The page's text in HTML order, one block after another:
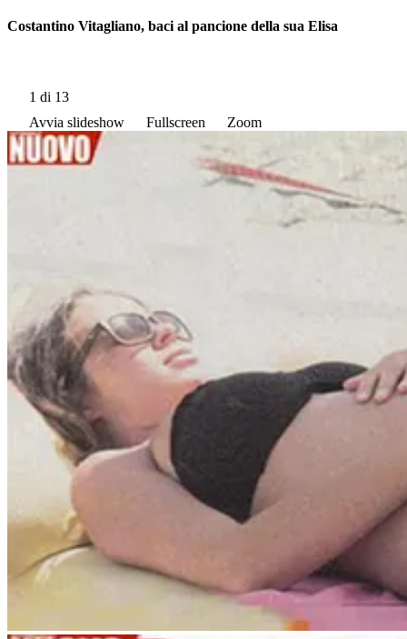
Costantino Vitagliano, baci al pancione della sua Elisa
1 di 13
Avvia slideshow
Fullscreen Zoom